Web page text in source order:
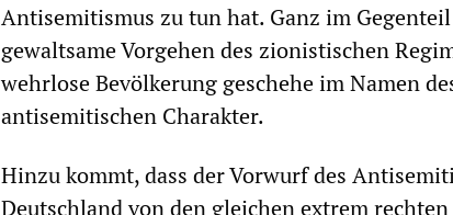
Antisemitismus zu tun hat. Ganz im
gewaltsame Vorgehen des zionistischen
wehrlose Bevölkerung geschehe im Namen
antisemitischen Charakter.
Hinzu kommt, dass der Vorwurf des
Deutschland von den gleichen extrem